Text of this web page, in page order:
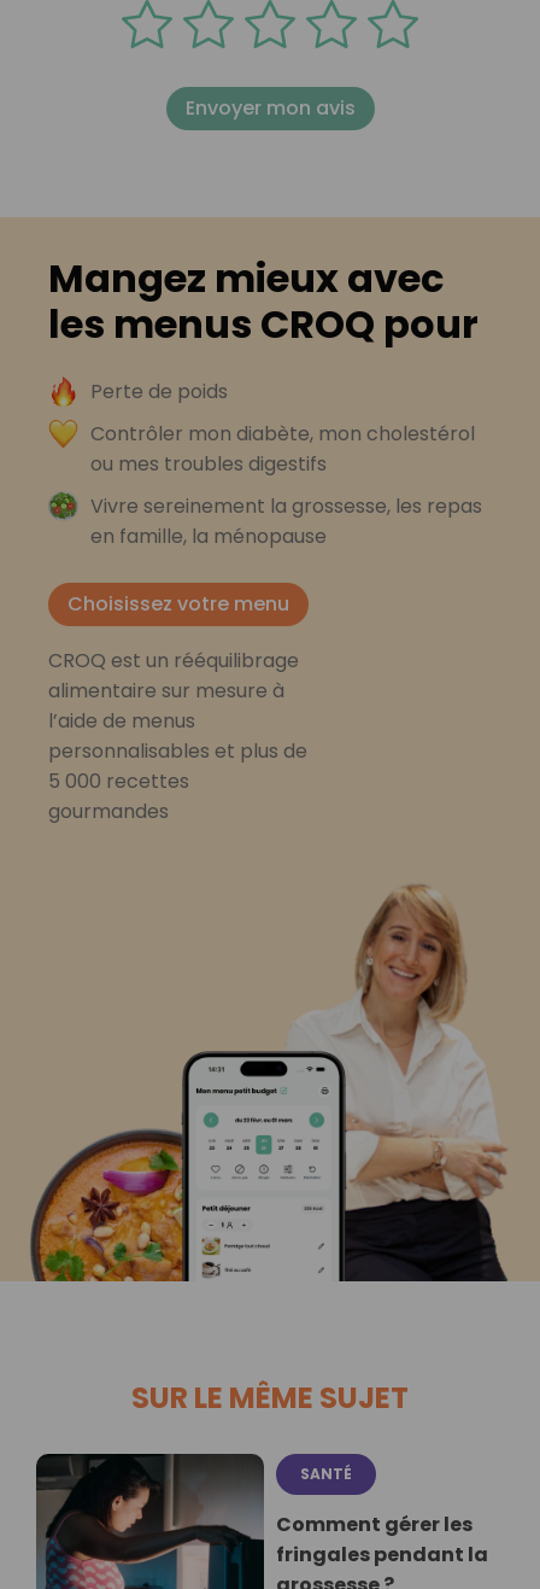
Envoyer mon avis
Mangez mieux avec
les menus CROQ pour
Perte de poids
Contrôler mon diabète, mon cholestérol
ou mes troubles digestifs
Vivre sereinement la grossesse, les repas
en famille, la ménopause
Choisissez votre menu
CROQ est un rééquilibrage
alimentaire sur mesure à
l’aide de menus
personnalisables et plus de
5 000 recettes
gourmandes
SUR LE MÊME SUJET
SANTÉ
Comment gérer les
fringales pendant la